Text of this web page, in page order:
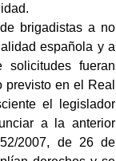
brigadistas a no
española y a
fueran
en el Real
el legislador
a la anterior
2007, de 26 de